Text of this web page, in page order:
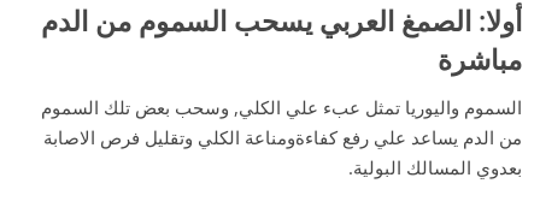
أولا: الصمغ العربي يسحب السموم من الدم
مباشرة
السموم واليوريا تمثل عبء علي الكلي, وسحب بعض تلك السموم
من الدم يساعد علي رفع كفاءةومناعة الكلي وتقليل فرص الاصابة
بعدوي المسالك البولية.